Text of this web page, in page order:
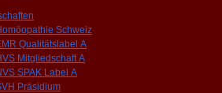
Schweiz
Qualitätslabel A
Mitgliedschaft A
SPAK Label A
Präsidium